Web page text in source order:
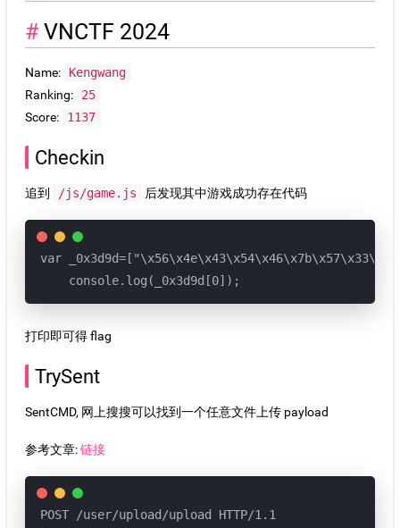
VNCTF 2024
Name:
Kengwang
Ranking:
25
Score:
1137
Checkin
追到 /js/game.js 后发现其中游戏成功存在代码
var
    console.log(_0x3d9d[0]);
打印即可得 flag
TrySent
SentCMD, 网上搜搜可以找到一个任意文件上传 payload
参考文章:链接
POST /user/upload/upload HTTP/1.1